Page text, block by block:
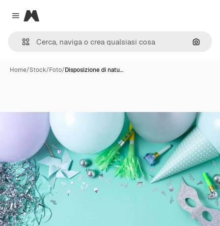
Close menu
Magnific
Cerca
Home/Stock/Foto/Disposizione di natu…